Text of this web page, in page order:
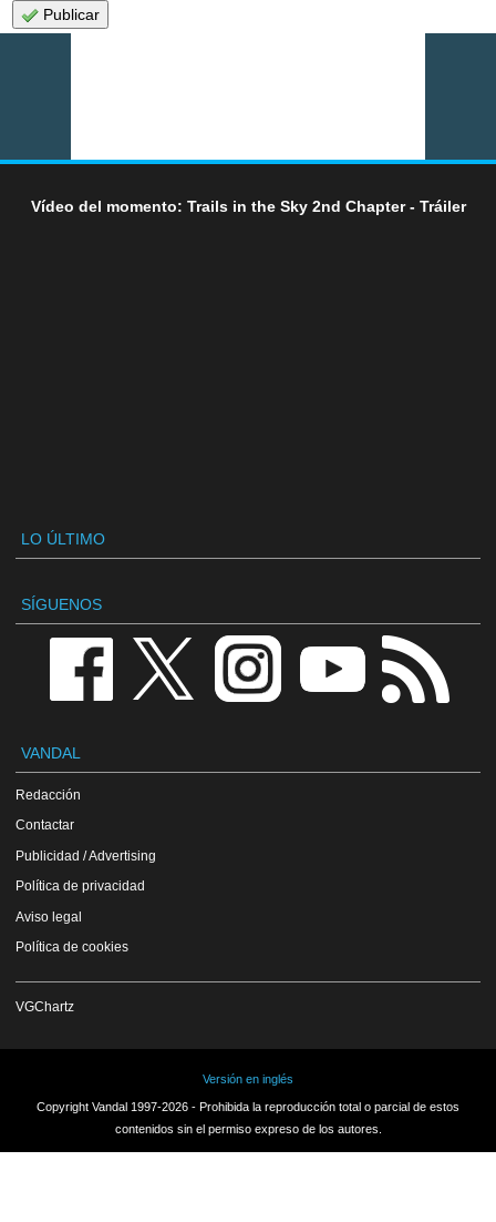
Publicar
Vídeo del momento: Trails in the Sky 2nd Chapter - Tráiler
LO ÚLTIMO
SÍGUENOS
VANDAL
Redacción
Contactar
Publicidad / Advertising
Política de privacidad
Aviso legal
Política de cookies
VGChartz
Versión en inglés
Copyright Vandal 1997-2026 - Prohibida la reproducción total o parcial de estos
contenidos sin el permiso expreso de los autores.